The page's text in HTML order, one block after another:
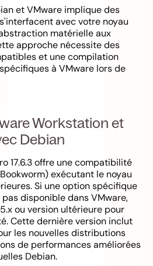
et VMware implique des
avec votre noyau
matérielle aux
approche nécessite des
et une compilation
à VMware lors de
Workstation et
Debian
17.6.3 offre une compatibilité
exécutant le noyau
Si une option spécifique
pas disponible dans VMware,
ou version ultérieure pour
Cette dernière version inclut
les nouvelles distributions
de performances améliorées
Debian.